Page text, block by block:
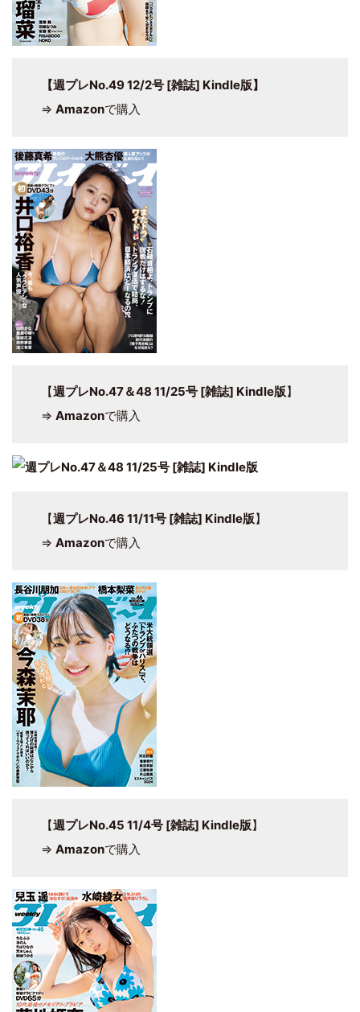
【週プレNo.49 12/2号 [雑誌] Kindle版】
⇒ Amazonで購入
【週プレNo.47＆48 11/25号 [雑誌] Kindle版】
⇒ Amazonで購入
【週プレNo.46 11/11号 [雑誌] Kindle版】
⇒ Amazonで購入
【週プレNo.45 11/4号 [雑誌] Kindle版】
⇒ Amazonで購入